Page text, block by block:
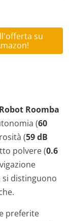
su
Roomba
(60
(59 dB
polvere (0.6
si distinguono
preferite